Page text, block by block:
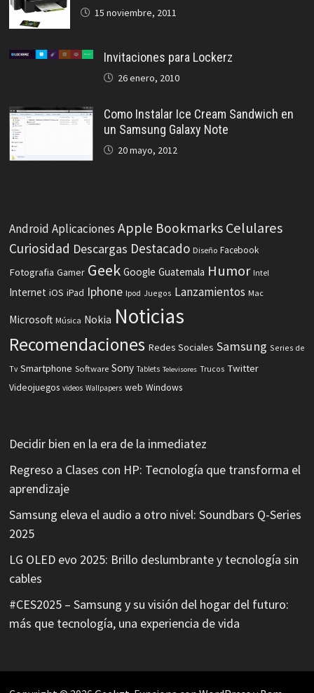
15 noviembre, 2011
Invitaciones para Lockerz
26 enero, 2010
Como Instalar Ice Cream Sandwich en
un Samsung Galaxy Note
20 mayo, 2012
Android Aplicaciones Apple Bookmarks Celulares
Curiosidad Descargas Destacado Diseño Facebook
Fotografia Gamer Geek Google Guatemala Humor Intel
Internet iOS iPad Iphone Ipod Juegos Lanzamientos Mac
Microsoft Música Nokia Noticias
Recomendaciones Redes Sociales Samsung Series de
Tv Smartphone Software Sony Tablets Televisores Trucos Twitter
Videojuegos videos Wallpapers web Windows
Decidir bien en la era de la inmediatez
Regreso a Clases con HP: Tecnología que transforma el
aprendizaje
Samsung eleva el audio a otro nivel: Soundbars Q-Series
2025
LG OLED evo 2025: Brillo deslumbrante y tecnología sin
cables
#CES2025 – Samsung y su visión del hogar del futuro:
más que tecnología, una experiencia de vida